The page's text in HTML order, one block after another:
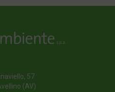
57
(AV)